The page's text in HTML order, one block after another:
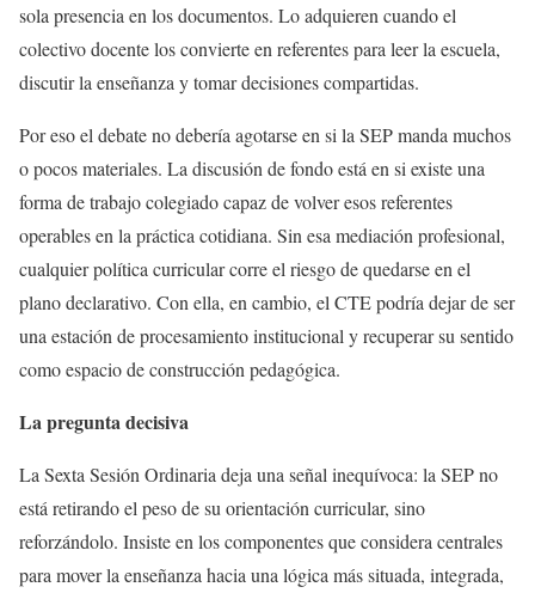
sola presencia en los documentos. Lo adquieren cuando el
colectivo docente los convierte en referentes para leer la escuela,
discutir la enseñanza y tomar decisiones compartidas.
Por eso el debate no debería agotarse en si la SEP manda muchos
o pocos materiales. La discusión de fondo está en si existe una
forma de trabajo colegiado capaz de volver esos referentes
operables en la práctica cotidiana. Sin esa mediación profesional,
cualquier política curricular corre el riesgo de quedarse en el
plano declarativo. Con ella, en cambio, el CTE podría dejar de ser
una estación de procesamiento institucional y recuperar su sentido
como espacio de construcción pedagógica.
La pregunta decisiva
La Sexta Sesión Ordinaria deja una señal inequívoca: la SEP no
está retirando el peso de su orientación curricular, sino
reforzándolo. Insiste en los componentes que considera centrales
para mover la enseñanza hacia una lógica más situada, integrada,